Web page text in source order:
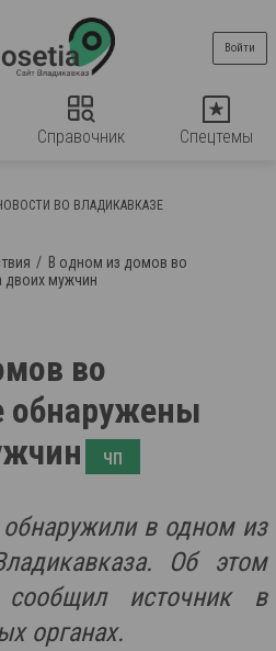
Справочник Спецтемы
Войти
ВО ВЛАДИКАВКАЗЕ
В одном из домов во
двоих мужчин
во
обнаружены
ЧП
в одном из
Об этом
сообщил источник в
органах.